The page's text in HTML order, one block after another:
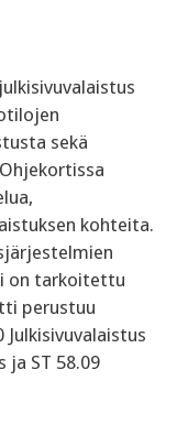
sekä
kohteita.
on tarkoitettu
perustuu
Julkisivuvalaistus
ja ST 58.09